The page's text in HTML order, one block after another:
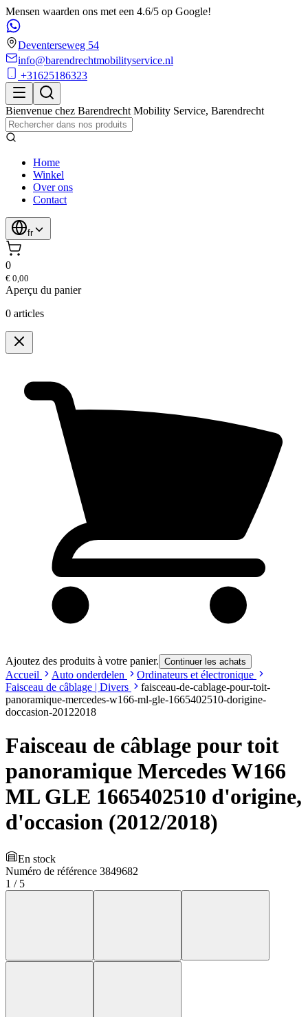
Mensen waarden ons met een 4.6/5 op Google!
Deventerseweg 54
info@barendrechtmobilityservice.nl
+31625186323
Bienvenue chez Barendrecht Mobility Service, Barendrecht
Home
Winkel
Over ons
Contact
fr
0
€ 0,00
Aperçu du panier
0 articles
Ajoutez des produits à votre panier. Continuer les achats
Accueil Auto onderdelen
Ordinateurs et électronique
Faisceau de câblage | Divers
faisceau-de-cablage-pour-toit-
panoramique-mercedes-w166-ml-gle-1665402510-dorigine-
doccasion-20122018
Faisceau de câblage pour toit
panoramique Mercedes W166
ML GLE 1665402510 d'origine,
d'occasion (2012/2018)
En stock
Numéro de référence 3849682
1 / 5